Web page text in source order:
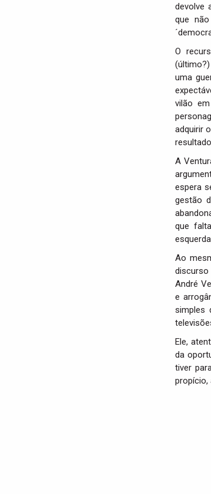
devolve
que
O
uma
vilão
adquirir
A
espera
gestão
que
Ao
André
e
simples
Ele,
da
tiver
propício,